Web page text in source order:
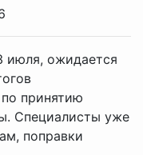
июля, ожидается
принятию
Специалисты уже
поправки